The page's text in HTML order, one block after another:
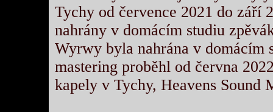
Tychy od července 2021 do září
nahrány v domácím studiu
Wyrwy byla nahrána v
mastering proběhl od června
kapely v Tychy, Heavens Sound